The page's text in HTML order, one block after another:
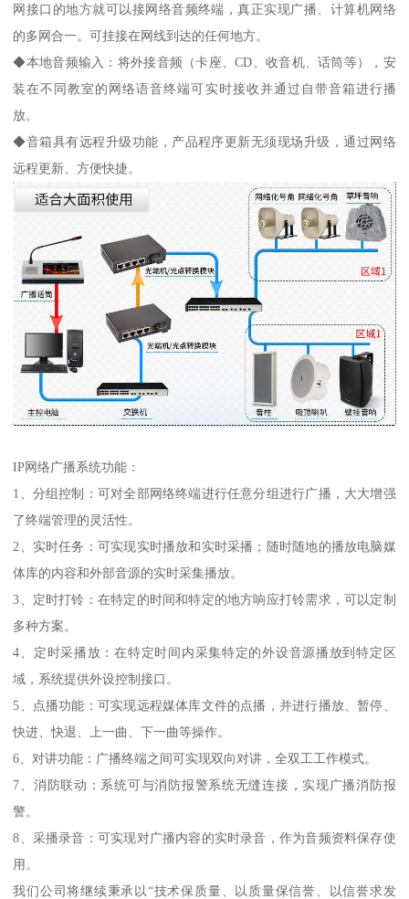
网接口的地方就可以接网络音频终端，真正实现广播、计算机网络
的多网合一。可挂接在网线到达的任何地方。
◆本地音频输入：将外接音频（卡座、CD、收音机、话筒等），安
装在不同教室的网络语音终端可实时接收并通过自带音箱进行播
放。
◆音箱具有远程升级功能，产品程序更新无须现场升级，通过网络
远程更新、方便快捷。
IP网络广播系统功能：
1、分组控制：可对全部网络终端进行任意分组进行广播，大大增强
了终端管理的灵活性。
2、实时任务：可实现实时播放和实时采播；随时随地的播放电脑媒
体库的内容和外部音源的实时采集播放。
3、定时打铃：在特定的时间和特定的地方响应打铃需求，可以定制
多种方案。
4、定时采播放：在特定时间内采集特定的外设音源播放到特定区
域，系统提供外设控制接口。
5、点播功能：可实现远程媒体库文件的点播，并进行播放、暂停、
快进、快退、上一曲、下一曲等操作。
6、对讲功能：广播终端之间可实现双向对讲，全双工工作模式。
7、消防联动：系统可与消防报警系统无缝连接，实现广播消防报
警。
8、采播录音：可实现对广播内容的实时录音，作为音频资料保存使
用。
我们公司将继续秉承以“技术保质量、以质量保信誉、以信誉求发